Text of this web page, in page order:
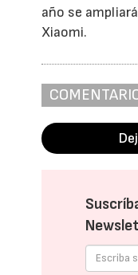
año se
Xiaomi.